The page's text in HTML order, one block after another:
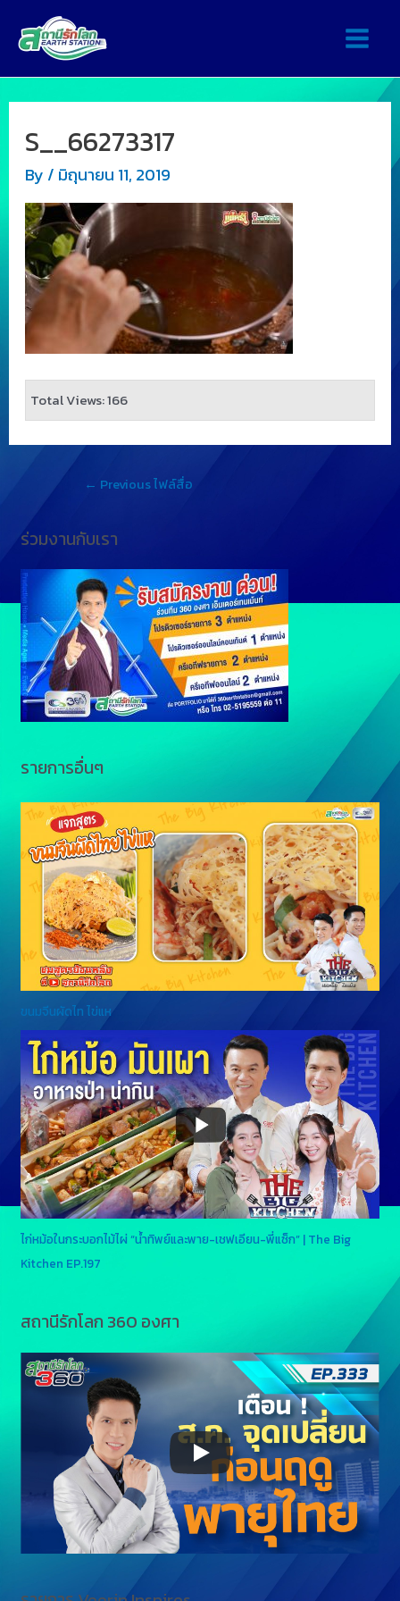
S__66273317
By / มิถุนายน 11, 2019
Total Views: 166
← Previous ไฟล์สื่อ
ร่วมงานกับเรา
รายการอื่นๆ
ขนมจีนผัดไท ไข่แห
ไก่หม้อในกระบอกไม้ไผ่ “น้ำทิพย์และพาย-เชฟเอียน-พี่แซ็ก” | The Big
Kitchen EP.197
สถานีรักโลก 360 องศา